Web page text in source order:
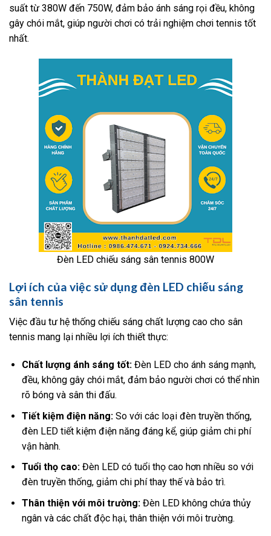
suất từ 380W đến 750W, đảm bảo ánh sáng rọi đều, không
gây chói mắt, giúp người chơi có trải nghiệm chơi tennis tốt
nhất.
Đèn LED chiếu sáng sân tennis 800W
Lợi ích của việc sử dụng đèn LED chiếu sáng
sân tennis
Việc đầu tư hệ thống chiếu sáng chất lượng cao cho sân
tennis mang lại nhiều lợi ích thiết thực:
Chất lượng ánh sáng tốt:Đèn LED cho ánh sáng mạnh,
đều, không gây chói mắt, đảm bảo người chơi có thể nhìn
rõ bóng và sân thi đấu.
Tiết kiệm điện năng:So với các loại đèn truyền thống,
đèn LED tiết kiệm điện năng đáng kể, giúp giảm chi phí
vận hành.
Tuổi thọ cao:Đèn LED có tuổi thọ cao hơn nhiều so với
đèn truyền thống, giảm chi phí thay thế và bảo trì.
Thân thiện với môi trường:Đèn LED không chứa thủy
ngân và các chất độc hại, thân thiện với môi trường.